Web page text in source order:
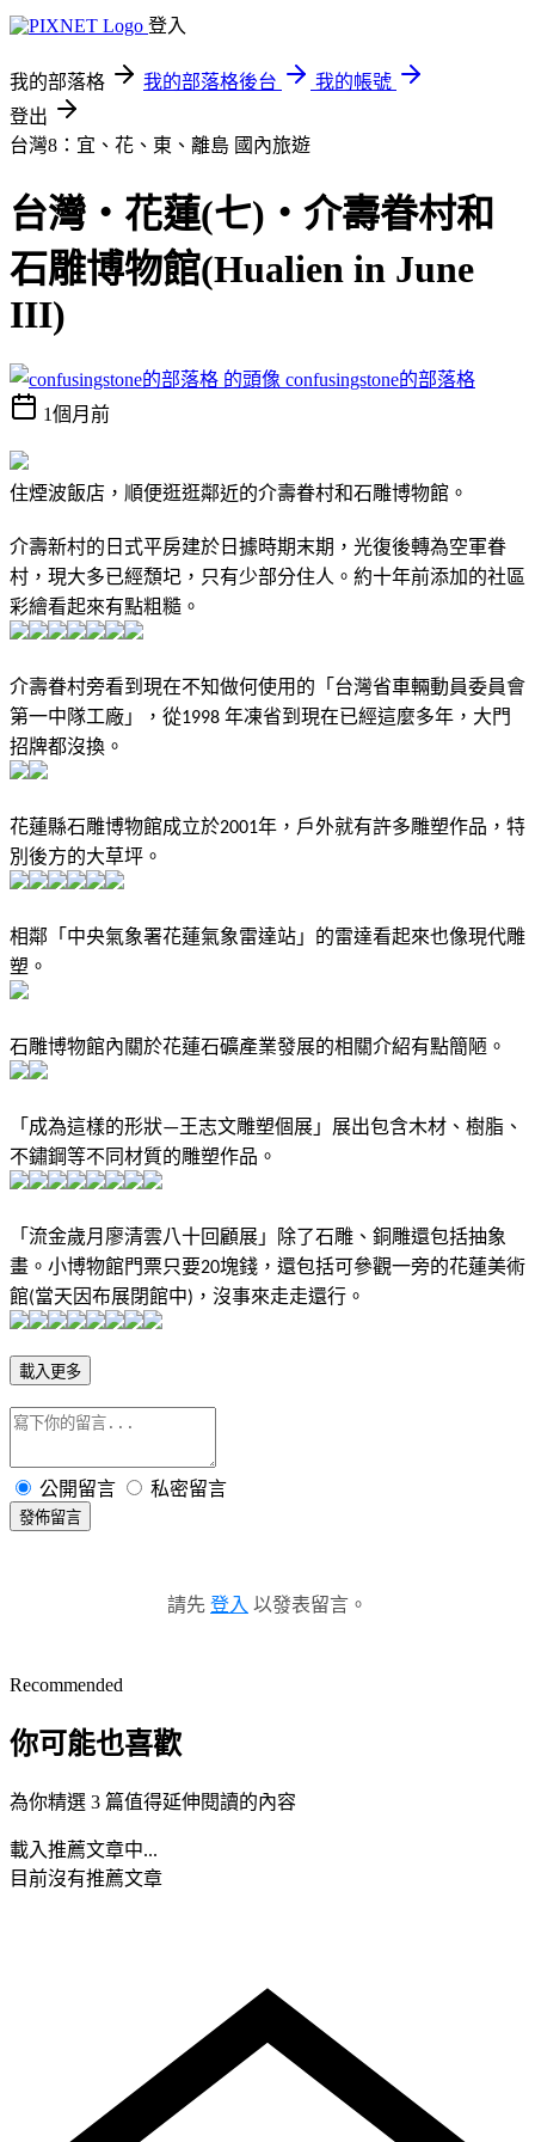
登入
我的部落格 我的部落格後台
我的帳號
登出
台灣8：宜、花、東、離島 國內旅遊
台灣‧花蓮(七)‧介壽眷村和
石雕博物館(Hualien in June
III)
confusingstone的部落格
1個月前
住煙波飯店，順便逛逛鄰近的介壽眷村和石雕博物館。
介壽新村的日式平房建於日據時期末期，光復後轉為空軍眷
村，現大多已經頹圮，只有少部分住人。約十年前添加的社區
彩繪看起來有點粗糙。
介壽眷村旁看到現在不知做何使用的「台灣省車輛動員委員會
第一中隊工廠」，從1998 年凍省到現在已經這麼多年，大門
招牌都沒換。
花蓮縣石雕博物館成立於2001年，戶外就有許多雕塑作品，特
別後方的大草坪。
相鄰「中央氣象署花蓮氣象雷達站」的雷達看起來也像現代雕
塑。
石雕博物館內關於花蓮石礦產業發展的相關介紹有點簡陋。
「成為這樣的形狀—王志文雕塑個展」展出包含木材、樹脂、
不鏽鋼等不同材質的雕塑作品。
「流金歲月廖清雲八十回顧展」除了石雕、銅雕還包括抽象
畫。小博物館門票只要20塊錢，還包括可參觀一旁的花蓮美術
館(當天因布展閉館中) ，沒事來走走還行。
載入更多
公開留言 私密留言
發佈留言
請先 登入 以發表留言。
Recommended
你可能也喜歡
為你精選 3 篇值得延伸閱讀的內容
載入推薦文章中...
目前沒有推薦文章